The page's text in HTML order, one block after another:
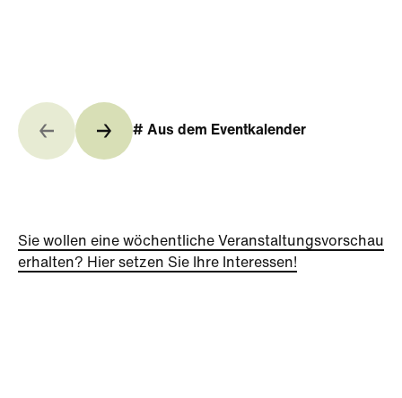
# Aus dem Eventkalender
Sie wollen eine wöchentliche Veranstaltungsvorschau
erhalten? Hier setzen Sie Ihre Interessen!